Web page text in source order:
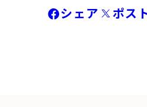
シェア ポス